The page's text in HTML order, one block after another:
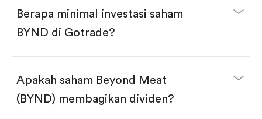
Buka akun dan selesaikan KYC.
Lakukan deposit.
Cari kode "BYND", lalu klik "Trade".
Klik tombol "Buy".
Berapa minimal investasi saham
BYND di Gotrade?
Apakah saham Beyond Meat
(BYND) membagikan dividen?